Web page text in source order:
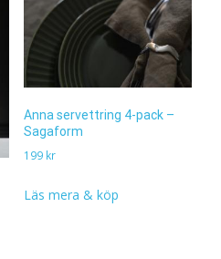
Anna servettring 4-pack –
Sagaform
199 kr
Läs mera & köp